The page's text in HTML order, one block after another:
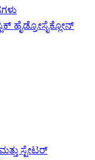
ಹೈಡ್ರೋಸೈಕ್ಲೋನ್
ಸ್ಟೇಟರ್